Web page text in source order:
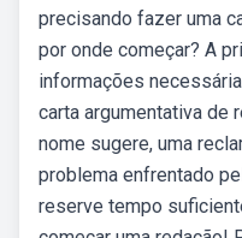
precisando fazer uma
por onde começar? A
informações
carta argumentativa de
nome sugere, uma
problema enfrentado
reserve tempo